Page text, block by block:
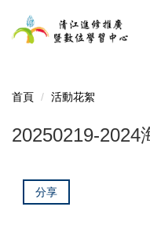
到
容
首頁 活動花絮
20250219-2024
分享